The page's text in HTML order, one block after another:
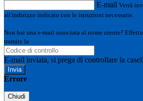
E-mail Verrà
all'indirizzo indicato con le istruzioni necessarie.
Non hai una e-mail associata al nome utente?
tramite la
E-mail inviata, si prega di controllare la
Errore
Chiudi